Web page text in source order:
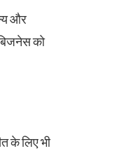
और
को
के लिए भी